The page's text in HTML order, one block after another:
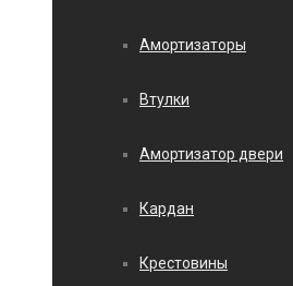
Амортизаторы
Втулки
Амортизатор двери
Кардан
Крестовины